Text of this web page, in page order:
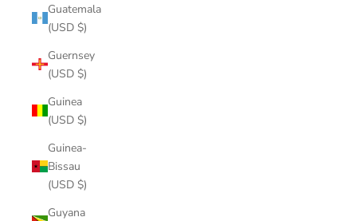
Guatemala
(USD $)
Guernsey
(USD $)
Guinea
(USD $)
Guinea-
Bissau
(USD $)
Guyana